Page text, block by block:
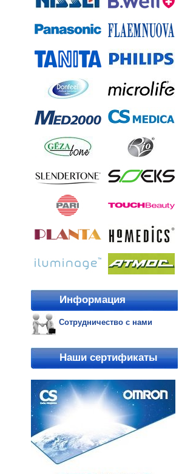
Информация
Сотрудничество с нами
Наши сертификаты